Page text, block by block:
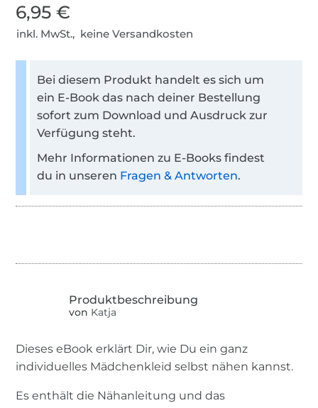
6,95 €
inkl. MwSt., keine Versandkosten
Bei diesem Produkt handelt es sich um
ein E-Book das nach deiner Bestellung
sofort zum Download und Ausdruck zur
Verfügung steht.
Mehr Informationen zu E-Books findest
du in unseren Fragen & Antworten.
von Katja
Dieses eBook erklärt Dir, wie Du ein ganz
individuelles Mädchenkleid selbst nähen kannst.
Es enthält die Nähanleitung und das